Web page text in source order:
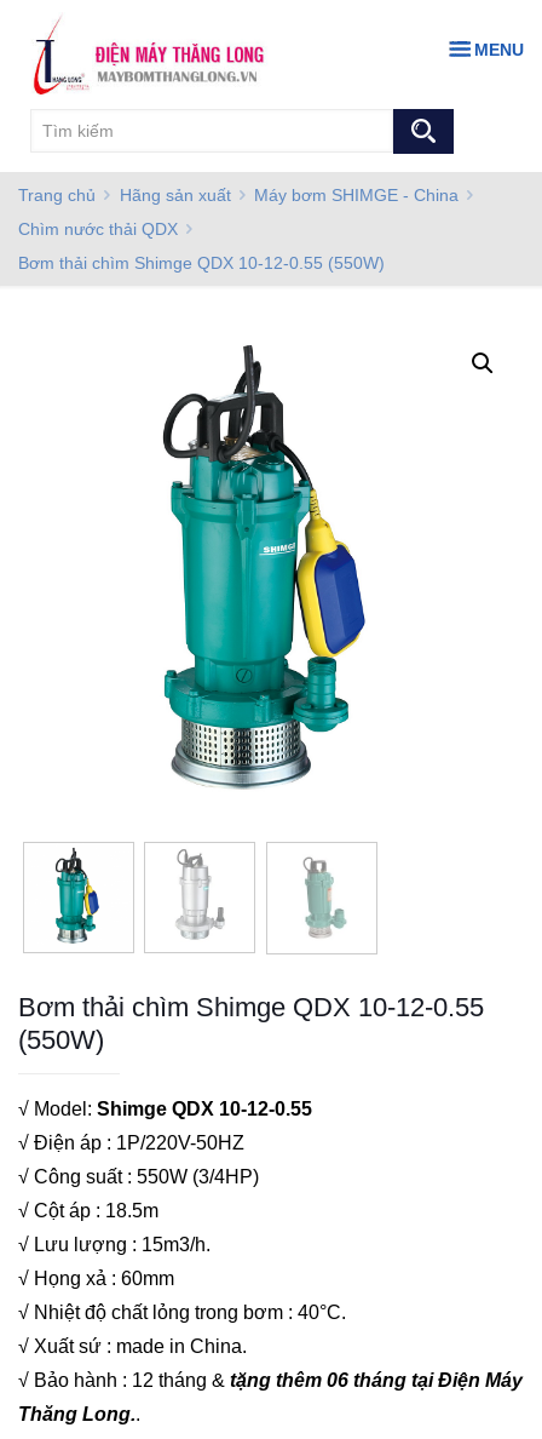
MENU
Trang chủ Hãng sản xuất
Máy bơm SHIMGE - China
Chìm nước thải QDX
Bơm thải chìm Shimge QDX 10-12-0.55 (550W)
Bơm thải chìm Shimge QDX 10-12-0.55
(550W)
√ Model: Shimge QDX 10-12-0.55
√ Điện áp : 1P/220V-50HZ
√ Công suất : 550W (3/4HP)
√ Cột áp : 18.5m
√ Lưu lượng : 15m3/h.
√ Họng xả : 60mm
√ Nhiệt độ chất lỏng trong bơm : 40°C.
√ Xuất sứ : made in China.
√ Bảo hành : 12 tháng & tặng thêm 06 tháng tại Điện Máy
Thăng Long..